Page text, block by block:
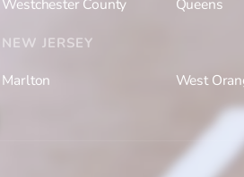
NEW JERSEY
Marlton West